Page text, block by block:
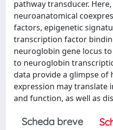
pathway transducer.
neuroanatomical
factors, epigenetic
transcription factor
neuroglobin gene locus
to neuroglobin
data provide a glimpse of
expression may translate
and function, as well as
Scheda breve